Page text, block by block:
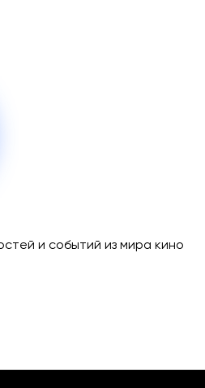
и событий из мира кино